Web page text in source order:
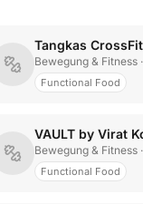
Tangkas
Bewegung & Fitness
Functional Food
VAULT by Virat
Bewegung & Fitness
Functional Food